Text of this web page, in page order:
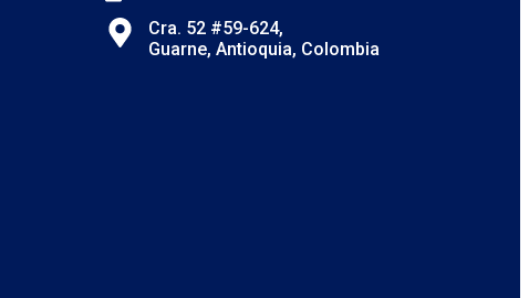
Cra. 52 #59-624,
Guarne, Antioquia, Colombia